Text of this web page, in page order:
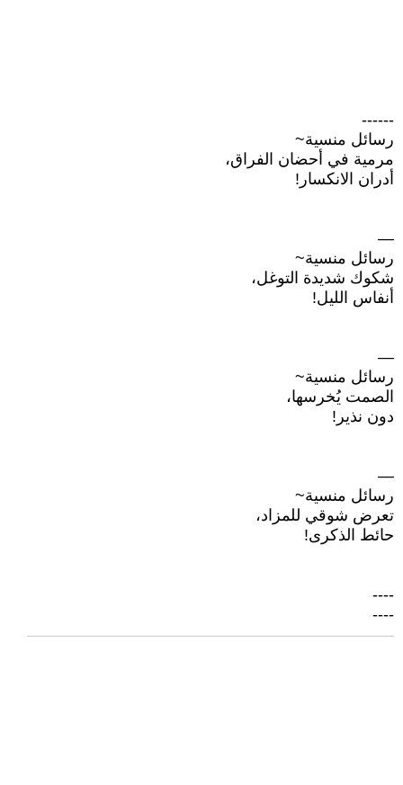
------
رسائل منسية~
مرمية في أحضان الفراق،
أدران الانكسار!
—
رسائل منسية~
شكوك شديدة التوغل،
أنفاس الليل!
—
رسائل منسية~
الصمت يُخرسها،
دون نذير!
—
رسائل منسية~
تعرض شوقي للمزاد،
حائط الذكرى!
----
----